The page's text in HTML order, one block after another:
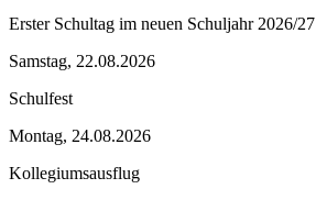
Erster Schultag im neuen Schuljahr 2026/27
Samstag, 22.08.2026
Schulfest
Montag, 24.08.2026
Kollegiumsausflug